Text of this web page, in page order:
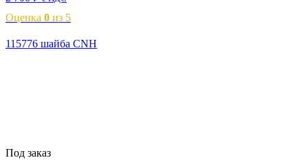
Оценка 0 из 5
115776 шайба CNH
Под заказ